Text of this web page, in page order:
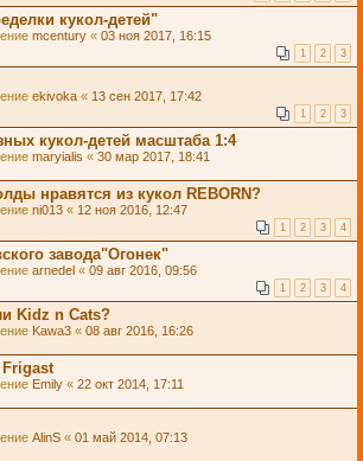
кукол-детей"
mcentury « 03 ноя 2017, 16:15
1 2 3
ekivoka « 13 сен 2017, 17:42
1 2 3
кукол-детей масштаба 1:4
maryialis « 30 мар 2017, 18:41
нравятся из кукол REBORN?
ni013 « 12 ноя 2016, 12:47
1 2 3 4
завода"Огонек"
arnedel « 09 авг 2016, 09:56
1 2 3 4
Kidz n Cats?
Kawa3 « 08 авг 2016, 16:26
Emily « 22 окт 2014, 17:11
AlinS « 01 май 2014, 07:13